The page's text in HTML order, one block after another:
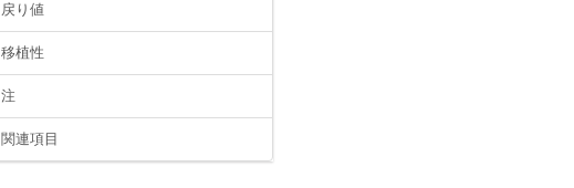
戻り値
移植性
注
関連項目